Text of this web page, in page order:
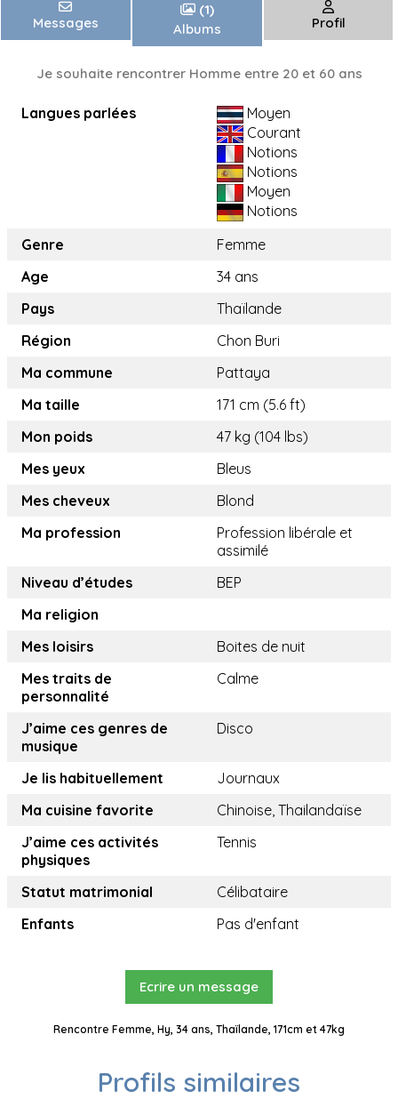
Messages
(1)
Albums
Profil
Je souhaite rencontrer Homme entre 20 et 60 ans
Langues parlées
Moyen
Courant
Notions
Notions
Moyen
Notions
Genre
Femme
Age
34 ans
Pays
Thaïlande
Région
Chon Buri
Ma commune
Pattaya
Ma taille
171 cm (5.6 ft)
Mon poids
47 kg (104 lbs)
Mes yeux
Bleus
Mes cheveux
Blond
Ma profession
Profession libérale et
assimilé
Niveau d’études
BEP
Ma religion
Mes loisirs
Boites de nuit
Mes traits de
personnalité
Calme
J’aime ces genres de
musique
Disco
Je lis habituellement
Journaux
Ma cuisine favorite
Chinoise, Thailandaïse
J’aime ces activités
physiques
Tennis
Statut matrimonial
Célibataire
Enfants
Pas d'enfant
Ecrire un message
Rencontre Femme, Hy, 34 ans, Thaïlande, 171cm et 47kg
Profils similaires